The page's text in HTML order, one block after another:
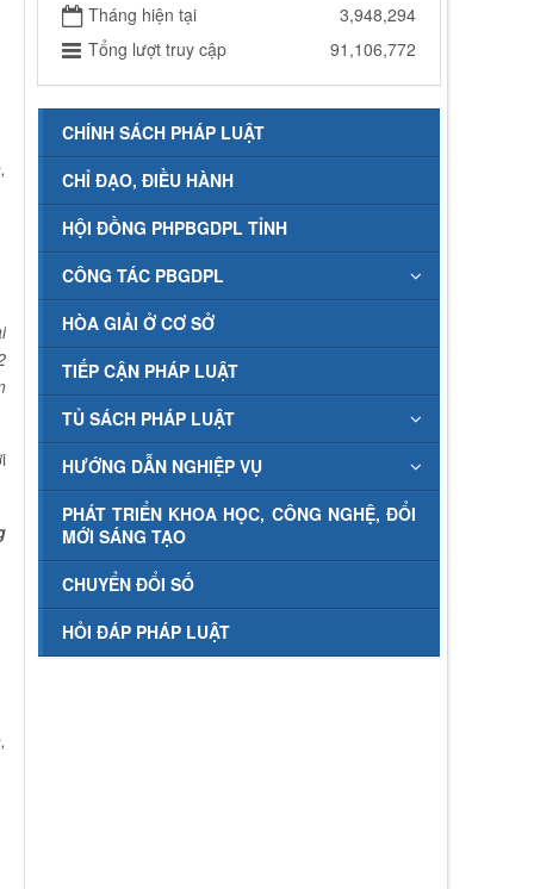
Tháng hiện tại
3,948,294
Tổng lượt truy cập
91,106,772
CHÍNH SÁCH PHÁP LUẬT
CHỈ ĐẠO, ĐIỀU HÀNH
HỘI ĐỒNG PHPBGDPL TỈNH
CÔNG TÁC PBGDPL
HÒA GIẢI Ở CƠ SỞ
TIẾP CẬN PHÁP LUẬT
TỦ SÁCH PHÁP LUẬT
HƯỚNG DẪN NGHIỆP VỤ
PHÁT TRIỂN KHOA HỌC, CÔNG NGHỆ, ĐỔI
MỚI SÁNG TẠO
CHUYỂN ĐỔI SỐ
HỎI ĐÁP PHÁP LUẬT